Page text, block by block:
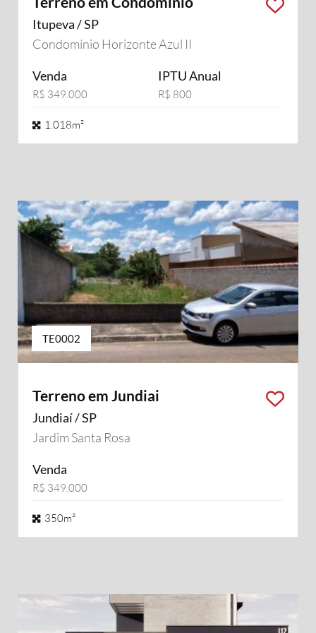
Itupeva / SP
Condomínio Horizonte Azul II
Venda
R$ 349.000
IPTU Anual
R$ 800
1.018m²
TE0002
Terreno em Jundiai
Jundiaí / SP
Jardim Santa Rosa
Venda
R$ 349.000
350m²